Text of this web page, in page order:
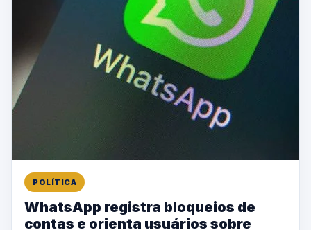
POLÍTICA
WhatsApp registra bloqueios de
contas e orienta usuários sobre